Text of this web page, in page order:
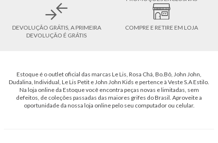
DEVOLUÇÃO GRÁTIS, A PRIMEIRA
DEVOLUÇÃO É GRÁTIS
COMPRE E RETIRE EM LOJA
Estoque é o outlet oficial das marcas Le Lis, Rosa Chá, Bo.Bô, John John,
Dudalina, Individual, Le Lis Petit e John John Kids e pertence à Veste S.A Estilo.
Na loja online da Estoque você encontra peças novas e limitadas, sem
defeitos, de coleções passadas das maiores grifes do Brasil. Aproveite a
oportunidade da nossa loja online pelo seu computador ou celular.